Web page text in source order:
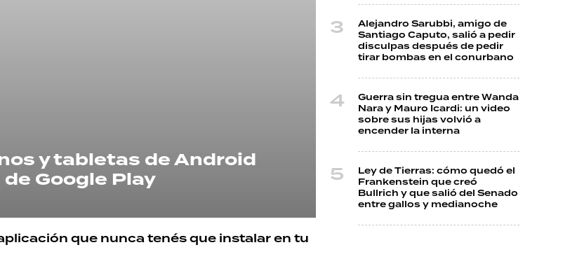
y tabletas de Android
Google Play
que nunca tenés que instalar en tu
Alejandro Sarubbi, amigo de
Santiago Caputo, salió a pedir
disculpas después de pedir
tirar bombas en el conurbano
Guerra sin tregua entre Wanda
Nara y Mauro Icardi: un video
sobre sus hijas volvió a
encender la interna
Ley de Tierras: cómo quedó el
Frankenstein que creó
Bullrich y que salió del Senado
entre gallos y medianoche
RECETAS
PALABRAS